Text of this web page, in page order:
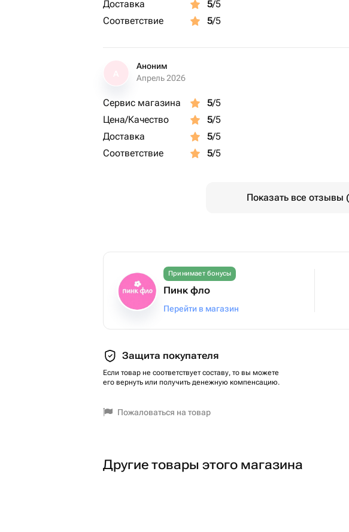
Доставка
5/5
Соответствие
5/5
Аноним
Апрель 2026
Сервис магазина 5/5
Цена/Качество
5/5
Доставка
5/5
Соответствие
5/5
Показать все отзывы
Принимает бонусы
Пинк фло
Перейти в магазин
Защита покупателя
Если товар не соответствует составу, то вы можете
его вернуть или получить денежную компенсацию.
Пожаловаться на товар
Другие товары этого магазина